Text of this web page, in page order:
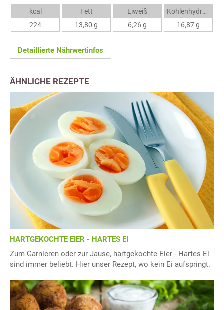
kcal
224
Fett
13,80 g
Eiweiß
6,26 g
Kohlenhydrate
16,87 g
Detaillierte Nährwertinfos
ÄHNLICHE REZEPTE
HARTGEKOCHTE EIER - HARTES EI
Zum Garnieren oder zur Jause, hartgekochte Eier - Hartes Ei
sind immer beliebt. Hier unser Rezept, wo kein Ei aufspringt.